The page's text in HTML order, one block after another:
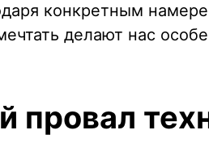
конкретным
делают нас
провал